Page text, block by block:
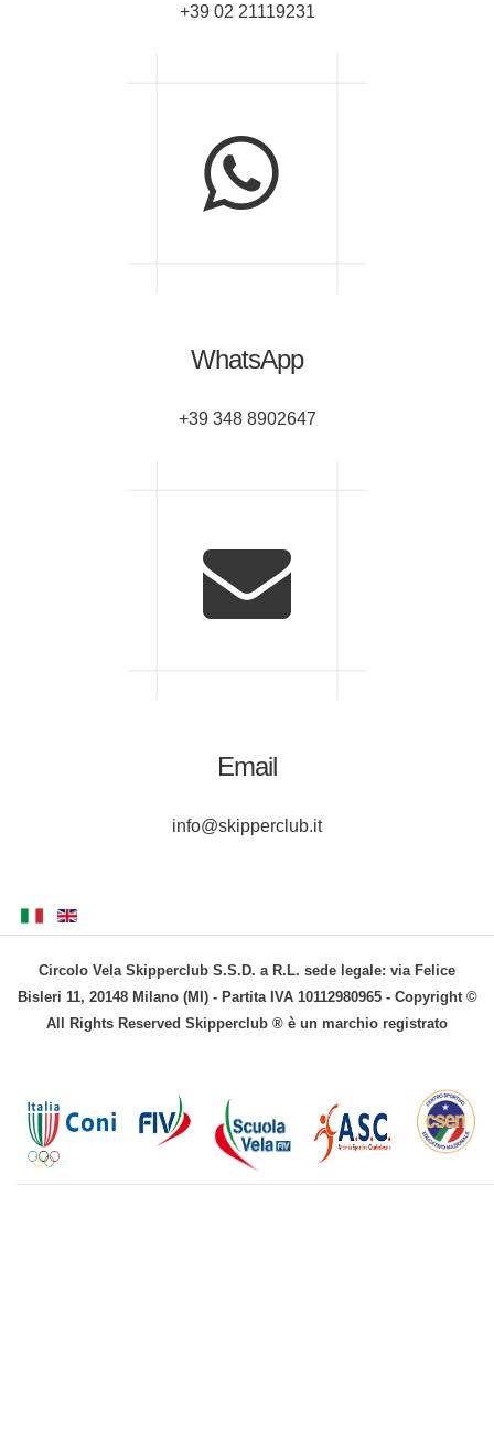
+39 02 21119231
WhatsApp
+39 348 8902647
Email
info@skipperclub.it
Circolo Vela Skipperclub S.S.D. a R.L. sede legale: via Felice
Bisleri 11, 20148 Milano (MI) - Partita IVA 10112980965 - Copyright ©
All Rights Reserved Skipperclub ® è un marchio registrato